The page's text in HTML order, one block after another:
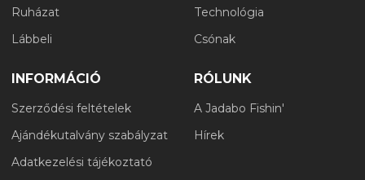
Ruházat
Lábbeli
Technológia
Csónak
INFORMÁCIÓ
Szerződési feltételek
Ajándékutalvány szabályzat
Adatkezelési tájékoztató
RÓLUNK
A Jadabo Fishin'
Hírek